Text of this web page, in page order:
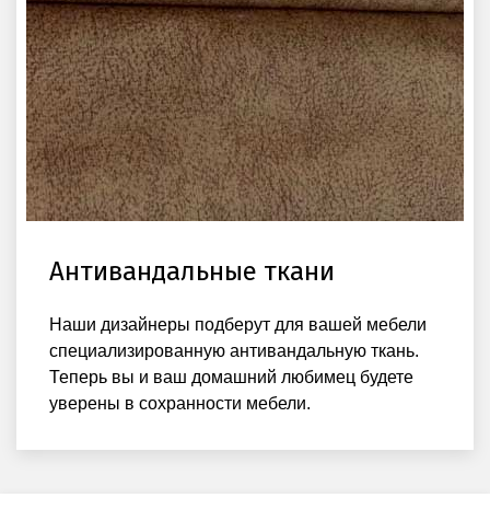
Антивандальные ткани
Наши дизайнеры подберут для вашей мебели
специализированную антивандальную ткань.
Теперь вы и ваш домашний любимец будете
уверены в сохранности мебели.